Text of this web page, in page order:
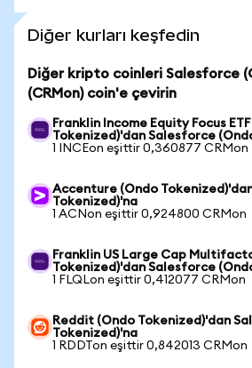
Diğer kurları keşfedin
Diğer kripto coinleri Salesforce
(CRMon) coin'e çevirin
Franklin Income Equity Focus
Tokenized)'dan Salesforce
1 INCEon eşittir 0,360877 CRMon
Accenture (Ondo
Tokenized)'na
1 ACNon eşittir 0,924800 CRMon
Franklin US Large Cap
Tokenized)'dan Salesforce
1 FLQLon eşittir 0,412077 CRMon
Reddit (Ondo Tokenized)'dan
Tokenized)'na
1 RDDTon eşittir 0,842013 CRMon